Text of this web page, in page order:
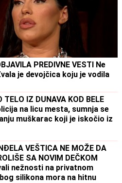
PREDIVNE VESTI Ne
je devojčica koju je vodila
TELO IZ DUNAVA KOD BELE
na licu mesta, sumnja se
muškarac koji je iskočio iz
VEŠTICA NE MOŽE DA
SA NOVIM DEČKOM
nežnosti na privatnom
silikona mora na hitnu